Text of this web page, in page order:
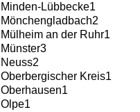
Minden-Lübbecke1
Mönchengladbach2
Mülheim an der Ruhr1
Münster3
Neuss2
Oberbergischer Kreis1
Oberhausen1
Olpe1